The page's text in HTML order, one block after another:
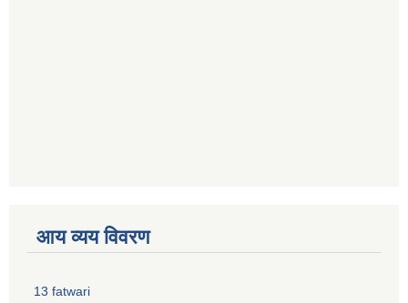
आय व्यय विवरण
13 fatwari